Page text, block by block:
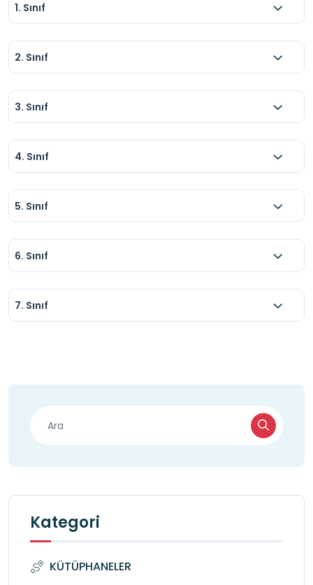
1. Sınıf
2. Sınıf
3. Sınıf
4. Sınıf
5. Sınıf
6. Sınıf
7. Sınıf
Kategori
KÜTÜPHANELER